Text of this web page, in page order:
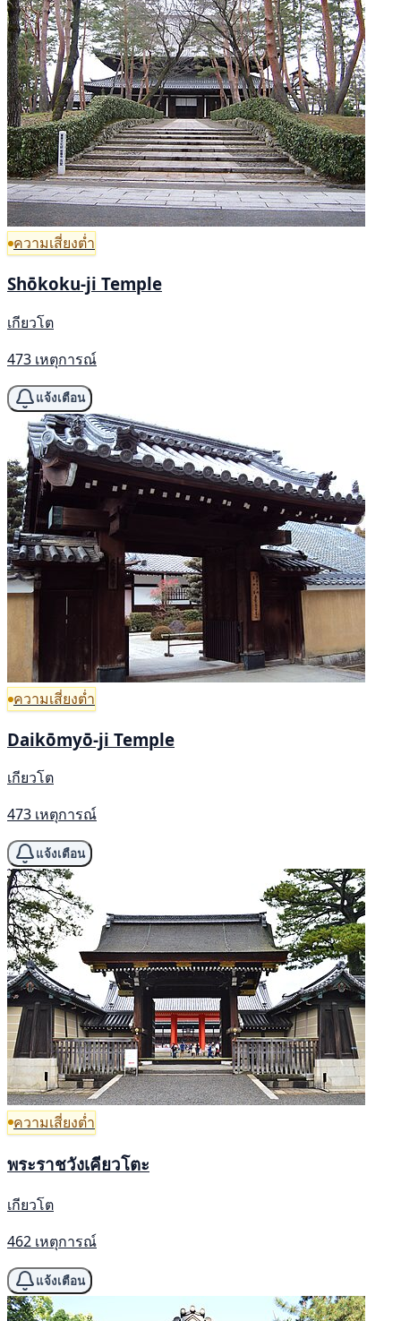
ความเสี่ยงต่ำ
Shōkoku-ji Temple
เกียวโต
473 เหตุการณ์
แจ้งเตือน
ความเสี่ยงต่ำ
Daikōmyō-ji Temple
เกียวโต
473 เหตุการณ์
แจ้งเตือน
ความเสี่ยงต่ำ
พระราชวังเคียวโตะ
เกียวโต
462 เหตุการณ์
แจ้งเตือน